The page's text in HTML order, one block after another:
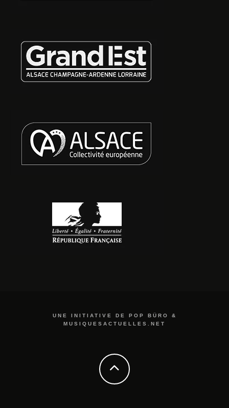
UNE INITIATIVE DE POP BÜRO &
MUSIQUESACTUELLES.NET